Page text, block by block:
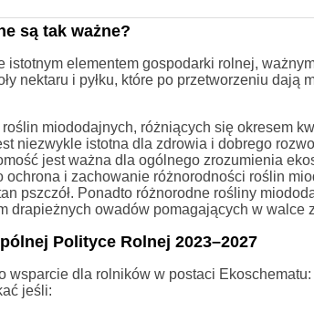
są tak ważne?
elementem gospodarki rolnej,
nektaru i pyłku, które po przetworzeniu
miododajnych, różniących się okresem
niezwykle istotna dla zdrowia i dobrego
jest ważna dla ogólnego zrozumienia
i zachowanie różnorodności roślin
pszczół. Ponadto różnorodne rośliny
drapieżnych owadów pomagających w walce
Polityce Rolnej 2023–2027
wsparcie dla rolników w postaci
jeśli: